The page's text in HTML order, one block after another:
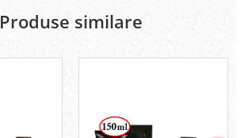
Produse similare